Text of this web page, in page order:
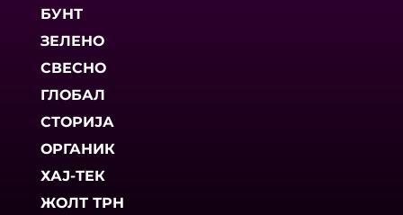
БУНТ
ЗЕЛЕНО
СВЕСНО
ГЛОБАЛ
СТОРИЈА
ОРГАНИК
ХАЈ-ТЕК
ЖОЛТ ТРН